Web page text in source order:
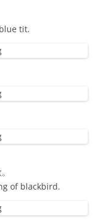
tit.
of blackbird.